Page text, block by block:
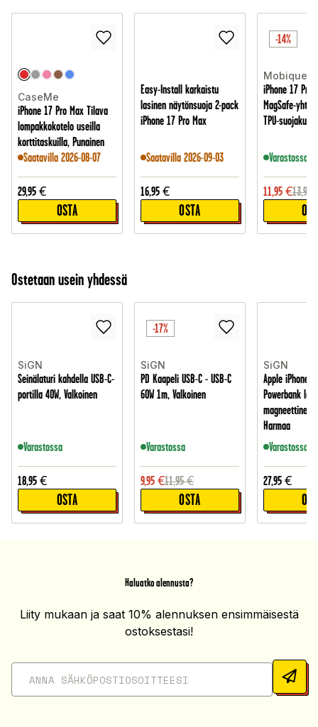
CaseMe
iPhone 17 Pro Max Tilava
lompakkokotelo useilla
korttitaskuilla, Punainen
Saatavilla 2026-08-07
29,95 €
OSTA
Easy-Install karkaistu
lasinen näytönsuoja 2-pack
iPhone 17 Pro Max
Saatavilla 2026-09-03
16,95 €
OSTA
-14%
Mobique
iPhone 17 Pro
MagSafe-
TPU-
Varastossa
11,95 €13,95
Ostetaan usein yhdessä
SiGN
Seinälaturi kahdella USB-C-
portilla 40W, Valkoinen
Varastossa
18,95 €
OSTA
-17%
SiGN
PD Kaapeli USB-C - USB-C
60W 1m, Valkoinen
Varastossa
9,95 €11,95 €
OSTA
SiGN
Apple iPhone
Powerbank
magneettinen
Harmaa
Varastossa
27,95 €
Haluatko alennusta?
Liity mukaan ja saat 10% alennuksen ensimmäisestä
ostoksestasi!